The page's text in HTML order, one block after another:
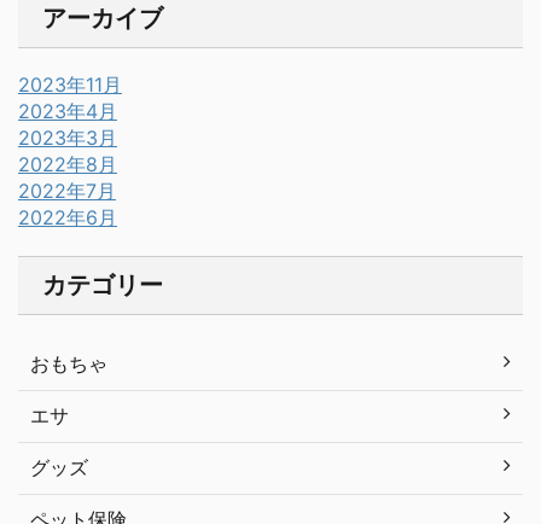
アーカイブ
2023年11月
2023年4月
2023年3月
2022年8月
2022年7月
2022年6月
カテゴリー
おもちゃ
エサ
グッズ
ペット保険